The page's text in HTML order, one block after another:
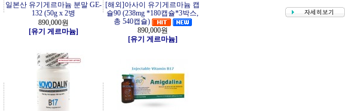
일본산 유기게르마늄 분말 GE-
132 (50g x 2병
890,000원
[유기 게르마늄]
[해외]아사이 유기게르마늄 캡
슐90 (238mg *180캡슐*3박스,
총 540캡슐)
890,000원
[유기 게르마늄]